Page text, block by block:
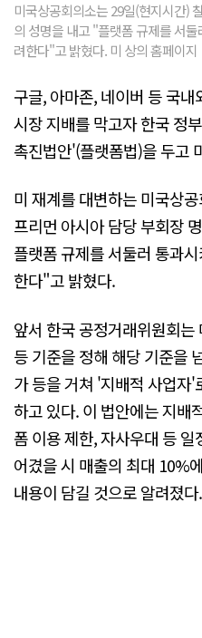
미국상공회의소는 29일(현지시간)
의 성명을 내고 "플랫폼 규제를 서
려한다"고 밝혔다. 미 상의 홈페이지
구글, 아마존, 네이버 등 국
시장 지배를 막고자 한국 정
촉진법안'(플랫폼법)을 두고
미 재계를 대변하는 미국상
프리먼 아시아 담당 부회장
플랫폼 규제를 서둘러 통과
한다"고 밝혔다.
앞서 한국 공정거래위원회
등 기준을 정해 해당 기준을
가 등을 거쳐 '지배적 사업자
하고 있다. 이 법안에는 지배
폼 이용 제한, 자사우대 등
어겼을 시 매출의 최대 10%
내용이 담길 것으로 알려졌다.